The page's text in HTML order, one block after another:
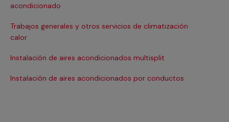
acondicionado
Trabajos generales y otros servicios de climatización
calor
Instalación de aires acondicionados multisplit
Instalación de aires acondicionados por conductos